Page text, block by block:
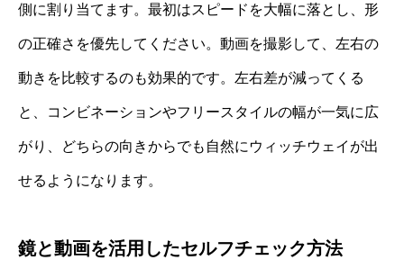
側に割り当てます。最初はスピードを大幅に落とし、形
の正確さを優先してください。動画を撮影して、左右の
動きを比較するのも効果的です。左右差が減ってくる
と、コンビネーションやフリースタイルの幅が一気に広
がり、どちらの向きからでも自然にウィッチウェイが出
せるようになります。
鏡と動画を活用したセルフチェック方法